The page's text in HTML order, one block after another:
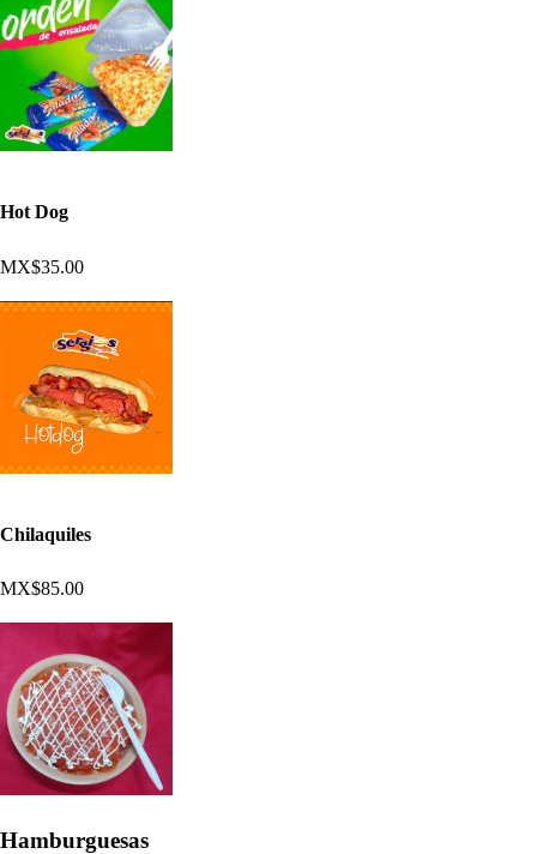
Hot Dog
MX$35.00
Chilaquiles
MX$85.00
Hamburguesas